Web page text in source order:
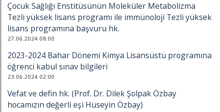
Çocuk Sağlığı Enstitüsünün Moleküler Metabolizma
Tezli yüksek lisans programı ile immünoloji Tezli yüksek
lisans programına başvuru hk.
27.06.2024 08:00
2023-2024 Bahar Dönemi Kimya Lisansüstü programına
öğrenci kabul sınav bilgileri
23.06.2024 02:00
Vefat ve defin hk. (Prof. Dr. Dilek Şolpak Özbay
hocamızın değerli eşi Hüseyin Özbay)